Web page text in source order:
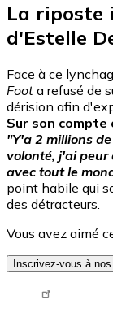
La riposte
d'Estelle
Face à ce
Foot a refusé de
dérision afin
Sur son
"Y'a 2 millions
volonté, j'ai peur
avec tout le
point habile qui
des détracteurs.
Vous avez aimé
Inscrivez-vous à
Tweet URL